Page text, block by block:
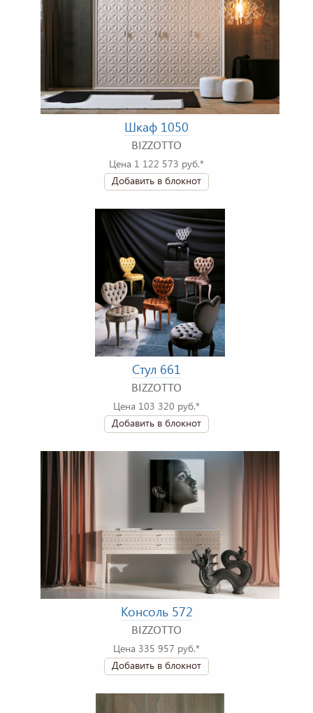
Шкаф 1050
BIZZOTTO
Цена 1 122 573 руб.*
Добавить в блокнот
Стул 661
BIZZOTTO
Цена 103 320 руб.*
Добавить в блокнот
Консоль 572
BIZZOTTO
Цена 335 957 руб.*
Добавить в блокнот